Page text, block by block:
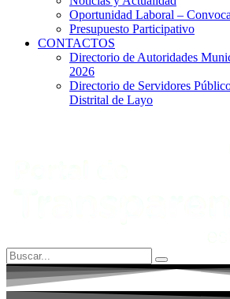
Oportunidad Laboral –
Presupuesto Participativo
CONTACTOS
Directorio de Autoridades
2026
Directorio de Servidores
Distrital de Layo